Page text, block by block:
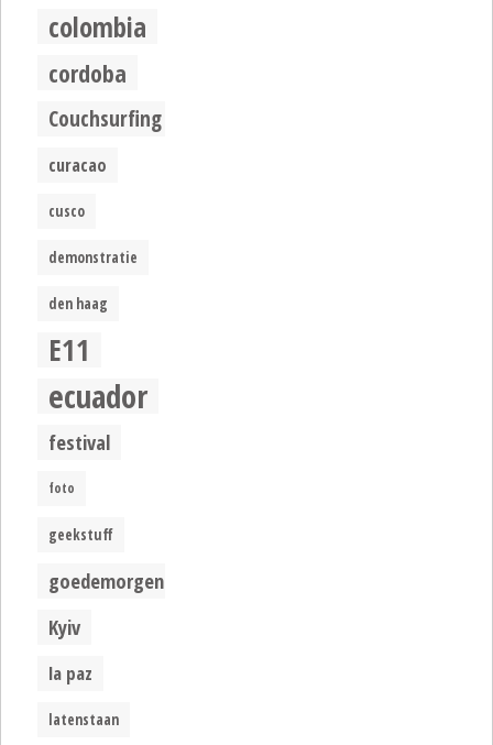
colombia
cordoba
Couchsurfing
curacao
cusco
demonstratie
den haag
E11
ecuador
festival
foto
geekstuff
goedemorgen
Kyiv
la paz
latenstaan